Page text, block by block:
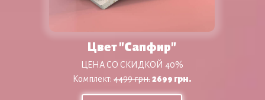
Цвет "Сапфир"
ЦЕНА СО СКИДКОЙ 40%
Комплект: 4499 грн.2699 грн.